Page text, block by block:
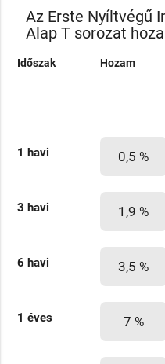
Az Erste Nyíltvégű
Alap T sorozat
Időszak Hozam
1 havi 0,5 %
3 havi 1,9 %
6 havi 3,5 %
1 éves 7 %